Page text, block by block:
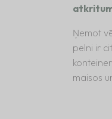
Ņemot
pelni ir
maisos